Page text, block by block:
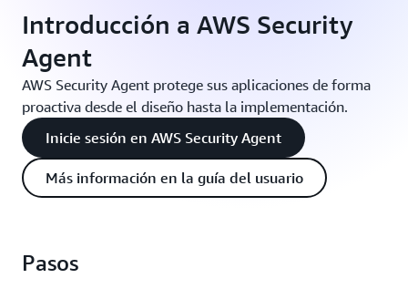
Introducción a AWS Security
Agent
AWS Security Agent protege sus aplicaciones de forma
proactiva desde el diseño hasta la implementación.
Inicie sesión en AWS Security Agent
Más información en la guía del usuario
Pasos